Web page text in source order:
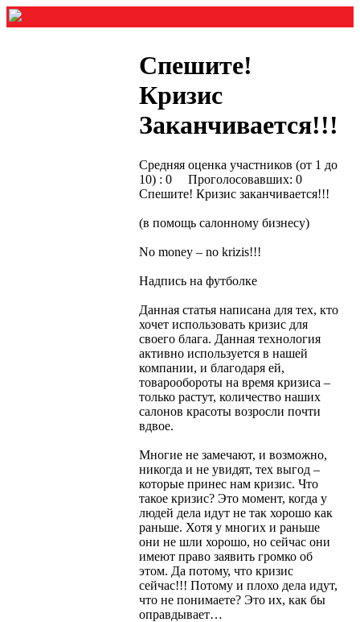
Спешите!
Кризис
Заканчивается!!!
Средняя оценка участников (от 1 до
10) : 0 Проголосовавших: 0
Спешите! Кризис заканчивается!!!
(в помощь салонному бизнесу)
No money – no krizis!!!
Надпись на футболке
Данная статья написана для тех, кто
хочет использовать кризис для
своего блага. Данная технология
активно используется в нашей
компании, и благодаря ей,
товарообороты на время кризиса –
только растут, количество наших
салонов красоты возросли почти
вдвое.
Многие не замечают, и возможно,
никогда и не увидят, тех выгод –
которые принес нам кризис. Что
такое кризис? Это момент, когда у
людей дела идут не так хорошо как
раньше. Хотя у многих и раньше
они не шли хорошо, но сейчас они
имеют право заявить громко об
этом. Да потому, что кризис
сейчас!!! Потому и плохо дела идут,
что не понимаете? Это их, как бы
оправдывает…